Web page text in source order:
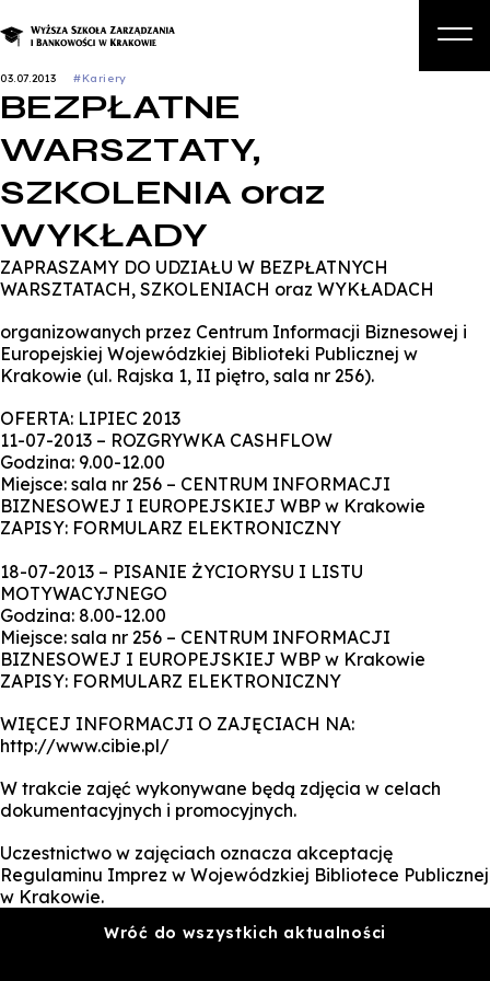
Studia podyplomowe i kursy
Student
Biznes
Zapisz się na studia
03.07.2013 #Kariery
BEZPŁATNE
WARSZTATY,
SZKOLENIA oraz
WYKŁADY
ZAPRASZAMY DO UDZIAŁU W BEZPŁATNYCH
WARSZTATACH, SZKOLENIACH oraz WYKŁADACH
organizowanych przez Centrum Informacji Biznesowej i
Europejskiej Wojewódzkiej Biblioteki Publicznej w
Krakowie (ul. Rajska 1, II piętro, sala nr 256).
OFERTA: LIPIEC 2013
11-07-2013 – ROZGRYWKA CASHFLOW
Godzina: 9.00-12.00
Miejsce: sala nr 256 – CENTRUM INFORMACJI
BIZNESOWEJ I EUROPEJSKIEJ WBP w Krakowie
ZAPISY: FORMULARZ ELEKTRONICZNY
18-07-2013 – PISANIE ŻYCIORYSU I LISTU
MOTYWACYJNEGO
Godzina: 8.00-12.00
Miejsce: sala nr 256 – CENTRUM INFORMACJI
BIZNESOWEJ I EUROPEJSKIEJ WBP w Krakowie
ZAPISY: FORMULARZ ELEKTRONICZNY
WIĘCEJ INFORMACJI O ZAJĘCIACH NA:
http://www.cibie.pl/
W trakcie zajęć wykonywane będą zdjęcia w celach
dokumentacyjnych i promocyjnych.
Uczestnictwo w zajęciach oznacza akceptację
Regulaminu Imprez w Wojewódzkiej Bibliotece Publicznej
w Krakowie.
Wróć do wszystkich aktualności